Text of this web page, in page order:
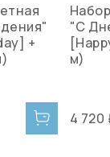
+
"С
м)
4 720